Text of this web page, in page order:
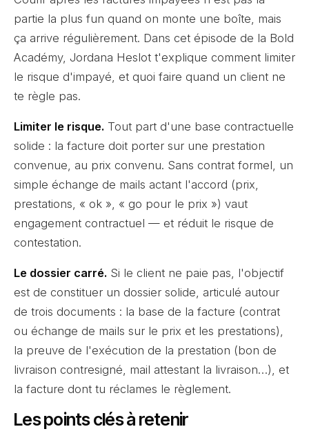
partie la plus fun quand on monte une boîte, mais
ça arrive régulièrement. Dans cet épisode de la Bold
Académy, Jordana Heslot t'explique comment limiter
le risque d'impayé, et quoi faire quand un client ne
te règle pas.
Limiter le risque. Tout part d'une base contractuelle
solide : la facture doit porter sur une prestation
convenue, au prix convenu. Sans contrat formel, un
simple échange de mails actant l'accord (prix,
prestations, « ok », « go pour le prix ») vaut
engagement contractuel — et réduit le risque de
contestation.
Le dossier carré. Si le client ne paie pas, l'objectif
est de constituer un dossier solide, articulé autour
de trois documents : la base de la facture (contrat
ou échange de mails sur le prix et les prestations),
la preuve de l'exécution de la prestation (bon de
livraison contresigné, mail attestant la livraison…), et
la facture dont tu réclames le règlement.
Les points clés à retenir